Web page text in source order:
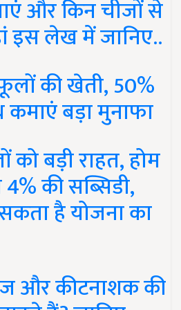
और किन चीजों से
इस लेख में जानिए..
की खेती, 50%
बड़ा मुनाफा
को बड़ी राहत, होम
की सब्सिडी,
है योजना का
और कीटनाशक की